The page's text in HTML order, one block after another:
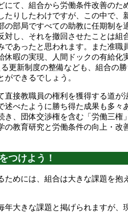
にて、組合から労働条件改善のた
たりしたわけですが、この中で、
の部局ですべての助教に任期制を
対し、それを撤回させたことは組
あったと思われます。また准職
休暇の実現、人間ドックの有給化
更新制度の整備なども、組合の勝
できるでしょう。
直接教職員の権利を獲得する道が
述べたように勝ち得た成果も多々
き、団体交渉権を含む「労働三権
の教育研究と労働条件の向上・改
つけよう！
ためには、組合は大きな課題を抱
年大きな課題と掲げられますが、